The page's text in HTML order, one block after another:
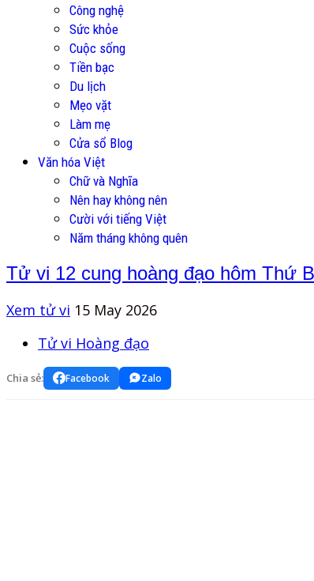
Công nghệ
Sức khỏe
Cuộc sống
Tiền bạc
Du lịch
Mẹo vặt
Làm mẹ
Cửa sổ Blog
Văn hóa Việt
Chữ và Nghĩa
Nên hay không nên
Cười với tiếng Việt
Năm tháng không quên
Tử vi 12 cung hoàng đạo hôm Thứ
Xem tử vi 15 May 2026
Tử vi Hoàng đạo
Chia sẻ: Facebook Zalo